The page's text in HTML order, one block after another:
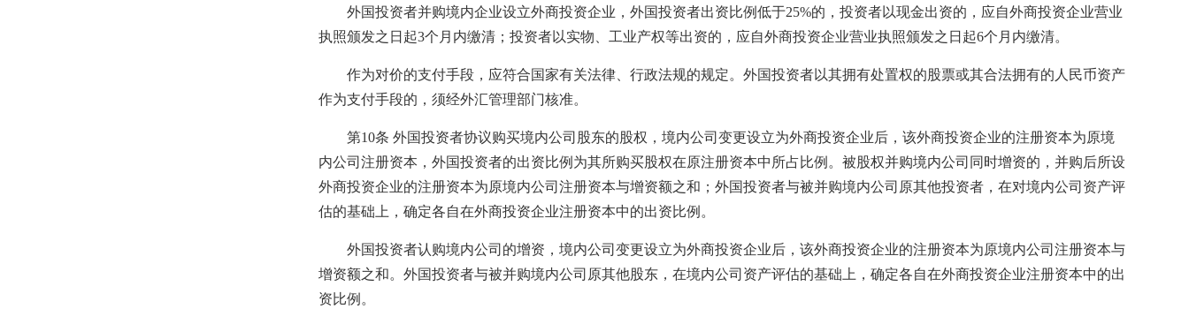
外国投资者并购境内企业设立外商投资企业，外国投资者出资比例低于25%的，投资者以现金出资的，应自外商投资企业营业
执照颁发之日起3个月内缴清；投资者以实物、工业产权等出资的，应自外商投资企业营业执照颁发之日起6个月内缴清。
作为对价的支付手段，应符合国家有关法律、行政法规的规定。外国投资者以其拥有处置权的股票或其合法拥有的人民币资产
作为支付手段的，须经外汇管理部门核准。
第10条 外国投资者协议购买境内公司股东的股权，境内公司变更设立为外商投资企业后，该外商投资企业的注册资本为原境
内公司注册资本，外国投资者的出资比例为其所购买股权在原注册资本中所占比例。被股权并购境内公司同时增资的，并购后所设
外商投资企业的注册资本为原境内公司注册资本与增资额之和；外国投资者与被并购境内公司原其他投资者，在对境内公司资产评
估的基础上，确定各自在外商投资企业注册资本中的出资比例。
外国投资者认购境内公司的增资，境内公司变更设立为外商投资企业后，该外商投资企业的注册资本为原境内公司注册资本与
增资额之和。外国投资者与被并购境内公司原其他股东，在境内公司资产评估的基础上，确定各自在外商投资企业注册资本中的出
资比例。